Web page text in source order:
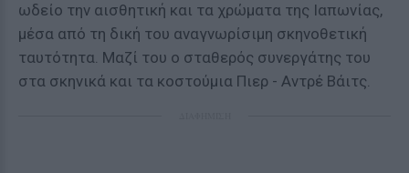
ωδείο την αισθητική και τα χρώματα της Ιαπωνίας,
μέσα από τη δική του αναγνωρίσιμη σκηνοθετική
ταυτότητα. Μαζί του ο σταθερός συνεργάτης του
στα σκηνικά και τα κοστούμια Πιερ - Αντρέ Βάιτς.